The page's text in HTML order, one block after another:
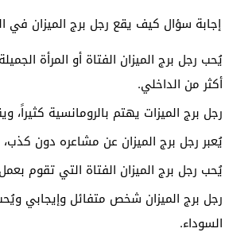
إجابة سؤال كيف يقع رجل برج الميزان
يُحب رجل برج الميزان الفتاة أو المرأة
أكثر من الداخلي.
رجل برج الميزات يهتم بالرومانسية
يُعبر رجل برج الميزان عن مشاعره دون كذب،
يُحب رجل برج الميزان الفتاة التي تقوم
رجل برج الميزان شخص متفائل وإيجابي
السوداء.